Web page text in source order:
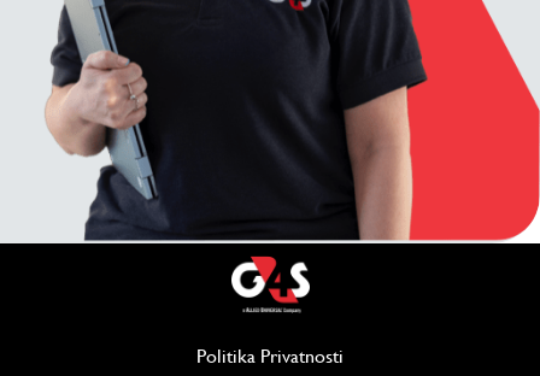
Politika Privatnosti